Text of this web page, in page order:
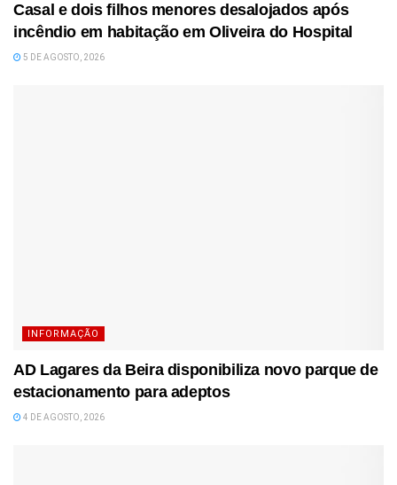
Casal e dois filhos menores desalojados após
incêndio em habitação em Oliveira do Hospital
5 DE AGOSTO, 2026
INFORMAÇÃO
AD Lagares da Beira disponibiliza novo parque de
estacionamento para adeptos
4 DE AGOSTO, 2026